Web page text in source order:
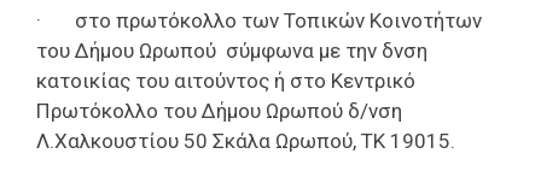
·
στο πρωτόκολλο των Τοπικών Κοινοτήτων
του Δήμου Ωρωπού σύμφωνα με την δνση
κατοικίας του αιτούντος ή στο Κεντρικό
Πρωτόκολλο του Δήμου Ωρωπού δ/νση
Λ.Χαλκουστίου 50 Σκάλα Ωρωπού, ΤΚ 19015.